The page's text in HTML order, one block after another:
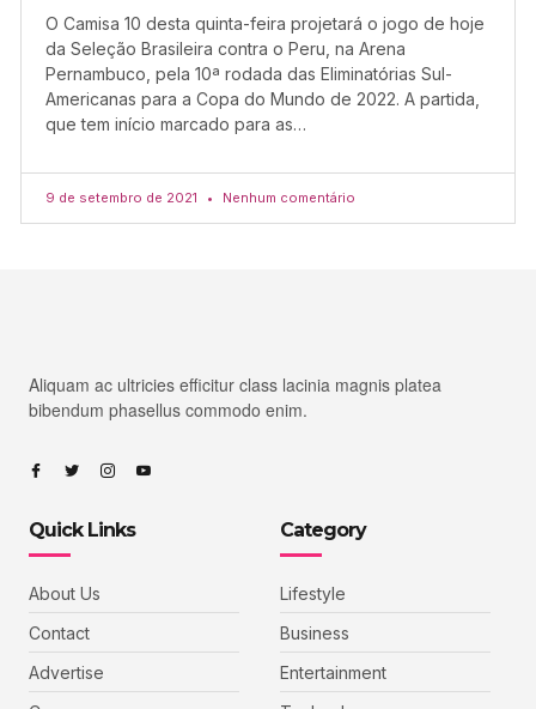
O Camisa 10 desta quinta-feira projetará o jogo de hoje
da Seleção Brasileira contra o Peru, na Arena
Pernambuco, pela 10ª rodada das Eliminatórias Sul-
Americanas para a Copa do Mundo de 2022. A partida,
que tem início marcado para as…
9 de setembro de 2021 Nenhum comentário
Aliquam ac ultricies efficitur class lacinia magnis platea
bibendum phasellus commodo enim.
Quick Links
About Us
Contact
Advertise
Category
Lifestyle
Business
Entertainment